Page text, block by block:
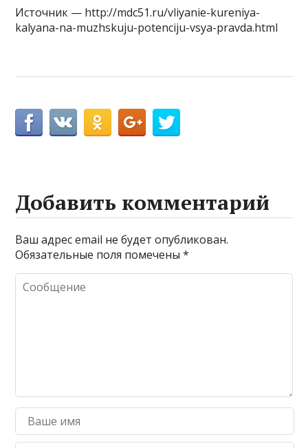
Источник — http://mdc51.ru/vliyanie-kureniya-
kalyana-na-muzhskuju-potenciju-vsya-pravda.html
Добавить комментарий
Ваш адрес email не будет опубликован.
Обязательные поля помечены*